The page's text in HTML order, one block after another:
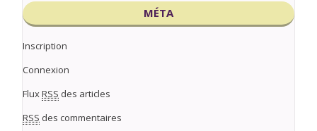
MÉTA
Inscription
Connexion
FluxRSS des articles
RSS des commentaires